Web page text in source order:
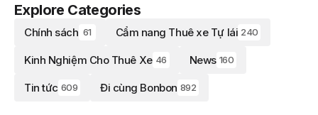
Explore Categories
Chính sách 61 Cẩm nang Thuê xe Tự lái 240
Kinh Nghiệm Cho Thuê Xe 46 News 160
Tin tức 609 Đi cùng Bonbon 892